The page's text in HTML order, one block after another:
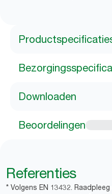
Downloaden
Beoordelingen
Referenties
* Volgens EN 13432.